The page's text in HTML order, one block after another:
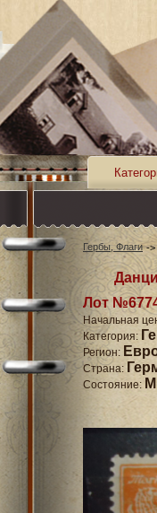
Гербы, Флаги
Лот
Начальная
Категория:
Регион:
Страна:
Состояние: